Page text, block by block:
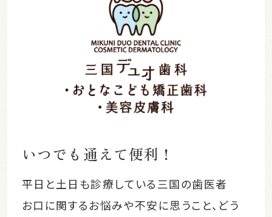
いつでも通えて便利！
平日と土日も診療している三国の歯医者
お口に関するお悩みや不安に思うこと、どう